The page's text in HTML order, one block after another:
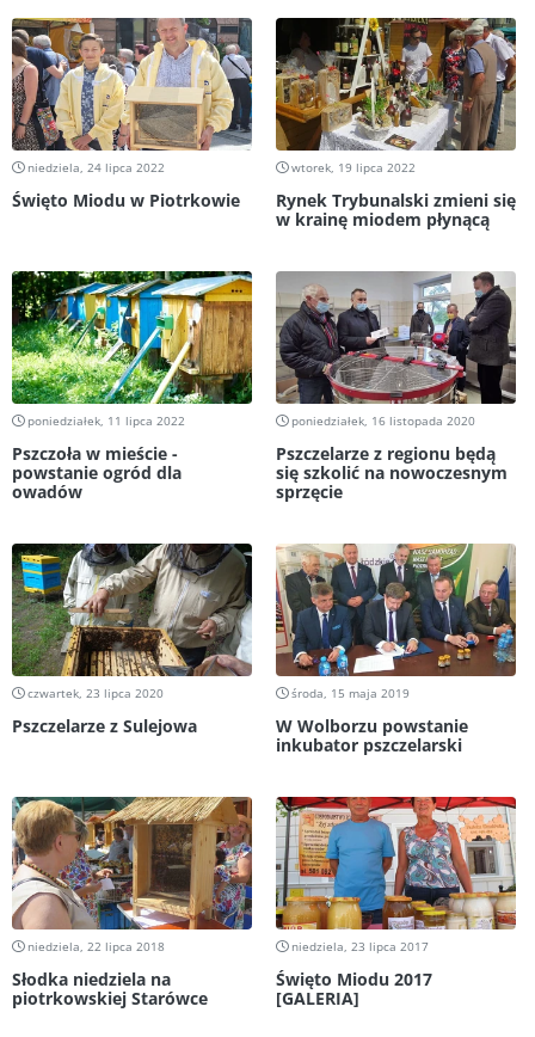
niedziela, 24 lipca 2022
Święto Miodu w Piotrkowie
wtorek, 19 lipca 2022
Rynek Trybunalski zmieni się
w krainę miodem płynącą
poniedziałek, 11 lipca 2022
Pszczoła w mieście -
powstanie ogród dla
owadów
poniedziałek, 16 listopada 2020
Pszczelarze z regionu będą
się szkolić na nowoczesnym
sprzęcie
czwartek, 23 lipca 2020
Pszczelarze z Sulejowa
środa, 15 maja 2019
W Wolborzu powstanie
inkubator pszczelarski
niedziela, 22 lipca 2018
Słodka niedziela na
piotrkowskiej Starówce
niedziela, 23 lipca 2017
Święto Miodu 2017
[GALERIA]